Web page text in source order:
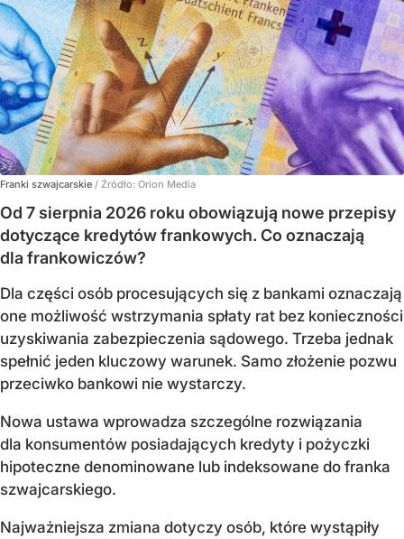
Franki szwajcarskie / Źródło: Orion Media
Od 7 sierpnia 2026 roku obowiązują nowe przepisy
dotyczące kredytów frankowych. Co oznaczają
dla frankowiczów?
Dla części osób procesujących się z bankami oznaczają
one możliwość wstrzymania spłaty rat bez konieczności
uzyskiwania zabezpieczenia sądowego. Trzeba jednak
spełnić jeden kluczowy warunek. Samo złożenie pozwu
przeciwko bankowi nie wystarczy.
Nowa ustawa wprowadza szczególne rozwiązania
dla konsumentów posiadających kredyty i pożyczki
hipoteczne denominowane lub indeksowane do franka
szwajcarskiego.
Najważniejsza zmiana dotyczy osób, które wystąpiły